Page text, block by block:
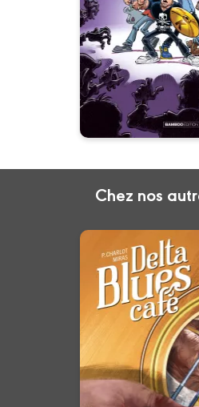
Date
11/01/2023
L’aventure est leur
danger, leur
L’action, leur plat
Chez nos
Delta
histoire
Date
27/03/2024
“ Elle lui avait
chanson.
cherche cet